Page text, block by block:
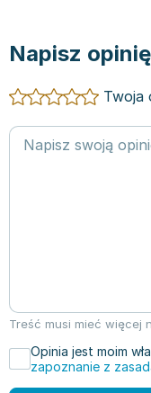
Napisz
Twoja
Treść musi mieć więcej
Opinia jest moim
zapoznanie z